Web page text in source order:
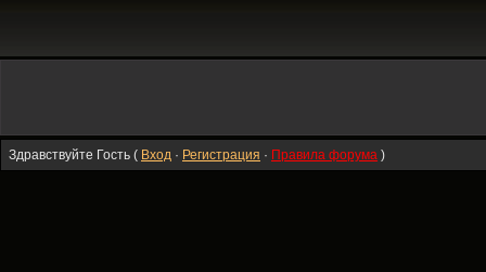
Здравствуйте Гость ( Вход · Регистрация · Правила форума )